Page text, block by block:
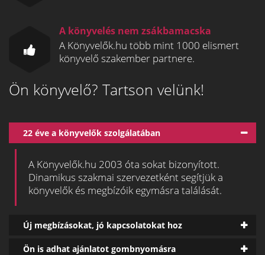
A könyvelés nem zsákbamacska
A Könyvelők.hu több mint 1000 elismert
könyvelő szakember partnere.
Ön könyvelő? Tartson velünk!
22 éve a könyvelők szolgálatában
A Könyvelők.hu 2003 óta sokat bizonyított.
Dinamikus szakmai szervezetként segítjük a
könyvelők és megbízóik egymásra találását.
Új megbízásokat, jó kapcsolatokat hoz
Ön is adhat ajánlatot gombnyomásra